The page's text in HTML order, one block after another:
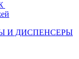
И ДИСПЕНСЕРЫ